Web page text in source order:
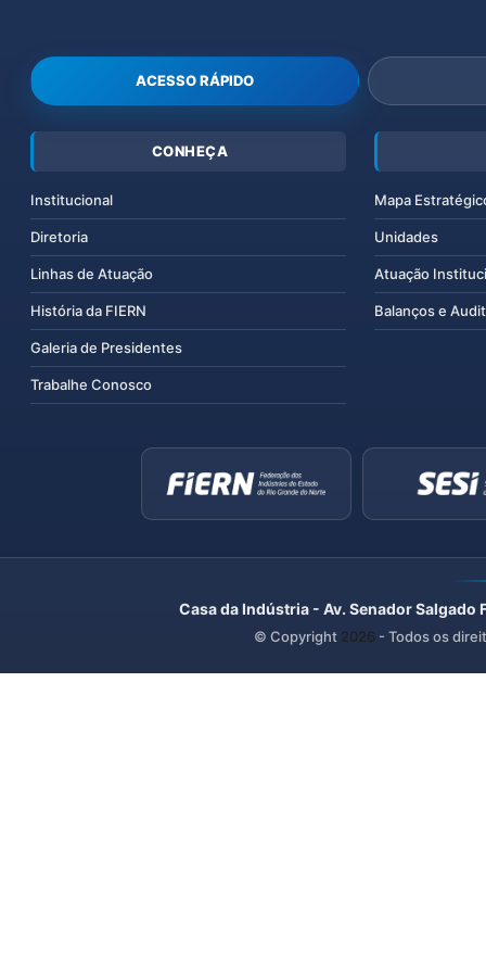
ACESSO RÁPIDO
CONHEÇA
Institucional
Diretoria
Linhas de Atuação
História da FIERN
Galeria de Presidentes
Trabalhe Conosco
Mapa
Unidades
Atuação
Balanços e
Casa da Indústria - Av. Senador
© Copyright 2026 - Todos os